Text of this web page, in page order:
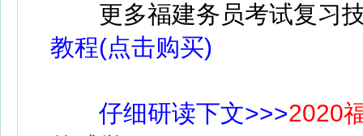
更多福建务员考试复习
教程(点击购买)
仔细研读下文>>>2020